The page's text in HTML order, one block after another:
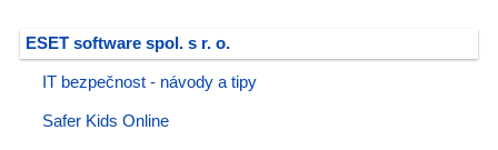
ESET software spol. s r. o.
IT bezpečnost - návody a tipy
Safer Kids Online